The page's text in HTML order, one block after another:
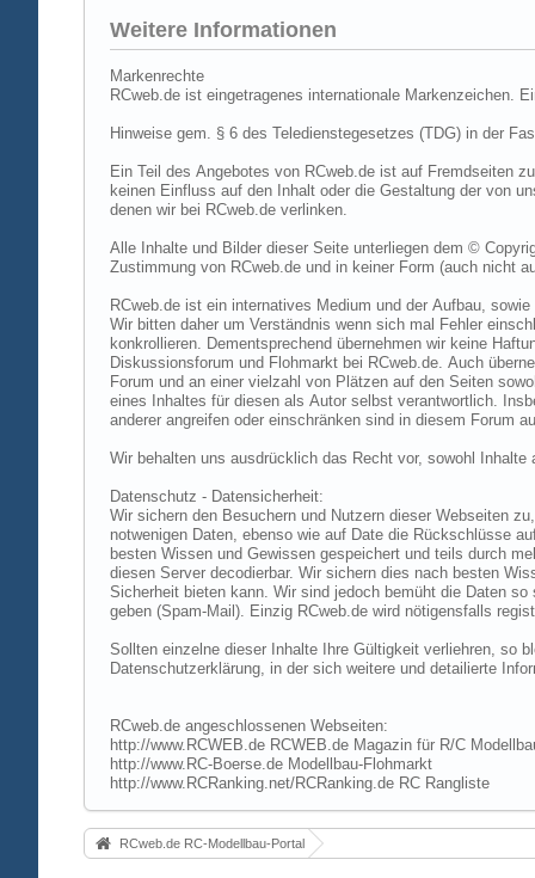
Weitere Informationen
Markenrechte
RCweb.de ist eingetragenes internationale Markenzeichen.
Hinweise gem. § 6 des Teledienstegesetzes (TDG) in der
Ein Teil des Angebotes von RCweb.de ist auf Fremdseiten
keinen Einfluss auf den Inhalt oder die Gestaltung der von
denen wir bei RCweb.de verlinken.
Alle Inhalte und Bilder dieser Seite unterliegen dem ©
Zustimmung von RCweb.de und in keiner Form (auch nicht
RCweb.de ist ein internatives Medium und der Aufbau,
Wir bitten daher um Verständnis wenn sich mal Fehler
konkrollieren. Dementsprechend übernehmen wir keine
Diskussionsforum und Flohmarkt bei RCweb.de. Auch
Forum und an einer vielzahl von Plätzen auf den Seiten
eines Inhaltes für diesen als Autor selbst verantwortlich.
anderer angreifen oder einschränken sind in diesem Forum
Wir behalten uns ausdrücklich das Recht vor, sowohl
Datenschutz - Datensicherheit:
Wir sichern den Besuchern und Nutzern dieser Webseiten
notwenigen Daten, ebenso wie auf Date die Rückschlüsse
besten Wissen und Gewissen gespeichert und teils durch
diesen Server decodierbar. Wir sichern dies nach besten
Sicherheit bieten kann. Wir sind jedoch bemüht die Daten
geben (Spam-Mail). Einzig RCweb.de wird nötigensfalls
Sollten einzelne dieser Inhalte Ihre Gültigkeit verliehren, so
Datenschutzerklärung, in der sich weitere und detailierte
RCweb.de angeschlossenen Webseiten:
http://www.RCWEB.de RCWEB.de Magazin für R/C
http://www.RC-Boerse.de Modellbau-Flohmarkt
http://www.RCRanking.net/RCRanking.de RC Rangliste
RCweb.de RC-Modellbau-Portal